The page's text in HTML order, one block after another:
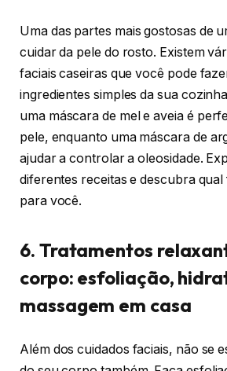
Uma das partes mais gostosas de
cuidar da pele do rosto. Existem
faciais caseiras que você pode
ingredientes simples da sua
uma máscara de mel e aveia é
pele, enquanto uma máscara de
ajudar a controlar a oleosidade.
diferentes receitas e descubra
para você.
6. Tratamentos
corpo: esfoliação,
massagem em casa
Além dos cuidados faciais, não se